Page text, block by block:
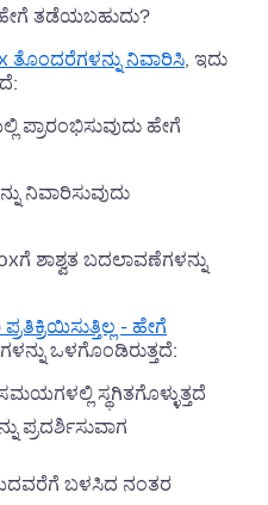
ಹೇಗೆ ತಡೆಯಬಹುದು?
ತೊಂದರೆಗಳನ್ನು ನಿವಾರಿಸಿ, ಇದು
ಪ್ರಾರಂಭಿಸುವುದು ಹೇಗೆ
ನಿವಾರಿಸುವುದು
ಶಾಶ್ವತ ಬದಲಾವಣೆಗಳನ್ನು
- ಹೇಗೆ
ಒಳಗೊಂಡಿರುತ್ತದೆ:
ಸ್ಥಗಿತಗೊಳ್ಳುತ್ತದೆ
ಪ್ರದರ್ಶಿಸುವಾಗ
ಬಳಸಿದ ನಂತರ